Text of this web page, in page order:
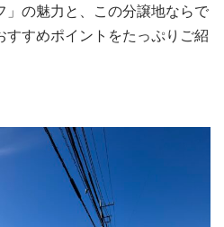
の魅力と、この分譲地ならで
すめポイントをたっぷりご紹